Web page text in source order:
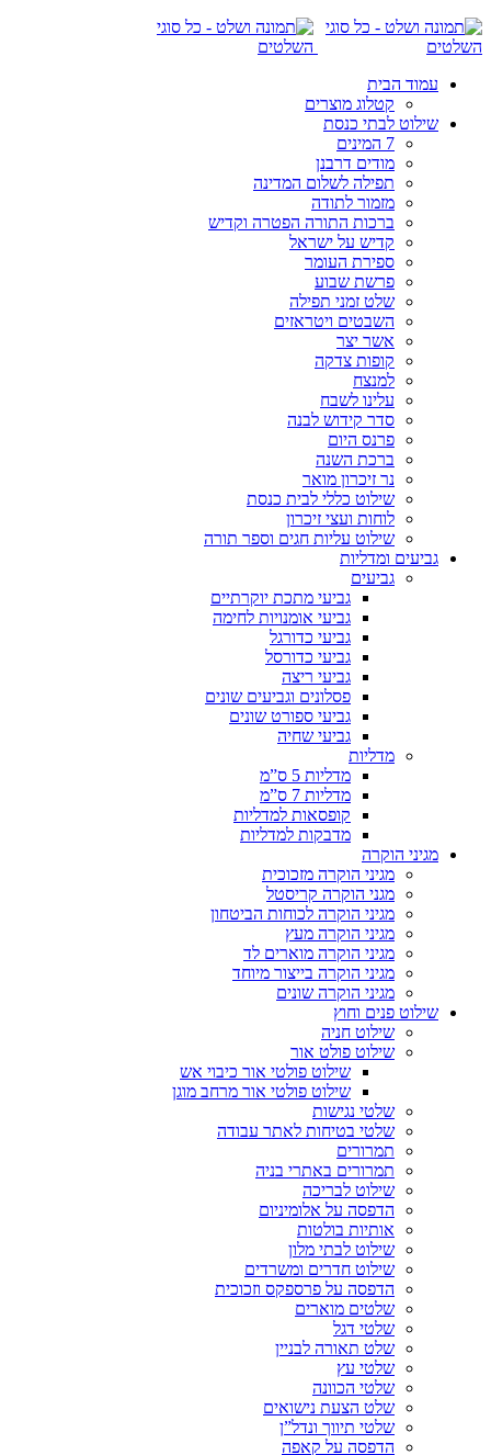
עמוד הבית
קטלוג מוצרים
שילוט לבתי כנסת
7 המינים
מודים דרבנן
תפילה לשלום המדינה
מזמור לתודה
ברכות התורה הפטרה וקדיש
קדיש על ישראל
ספירת העומר
פרשת שבוע
שלט זמני תפילה
השבטים ויטראזים
אשר יצר
קופות צדקה
למנצח
עלינו לשבח
סדר קידוש לבנה
פרנס היום
ברכת השנה
נר זיכרון מואר
שילוט כללי לבית כנסת
לוחות ועצי זיכרון
שילוט עליות חגים וספר תורה
גביעים ומדליות
גביעים
גביעי מתכת יוקרתיים
גביעי אומנויות לחימה
גביעי כדורגל
גביעי כדורסל
גביעי ריצה
פסלונים וגביעים שונים
גביעי ספורט שונים
גביעי שחיה
מדליות
מדליות 5 ס”מ
מדליות 7 ס”מ
קופסאות למדליות
מדבקות למדליות
מגיני הוקרה
מגיני הוקרה מזכוכית
מגני הוקרה קריסטל
מגיני הוקרה לכוחות הביטחון
מגיני הוקרה מעץ
מגיני הוקרה מוארים לד
מגיני הוקרה בייצור מיוחד
מגיני הוקרה שונים
שילוט פנים וחוץ
שילוט חניה
שילוט פולט אור
שילוט פולטי אור כיבוי אש
שילוט פולטי אור מרחב מוגן
שלטי נגישות
שלטי בטיחות לאתר עבודה
תמרורים
תמרורים באתרי בניה
שילוט לבריכה
הדפסה על אלומיניום
אותיות בולטות
שילוט לבתי מלון
שילוט חדרים ומשרדים
הדפסה על פרספקס וזכוכית
שלטים מוארים
שלטי דגל
שלט תאורה לבניין
שלטי עץ
שלטי הכוונה
שלט הצעת נישואים
שלטי תיווך ונדל”ן
הדפסה על קאפה